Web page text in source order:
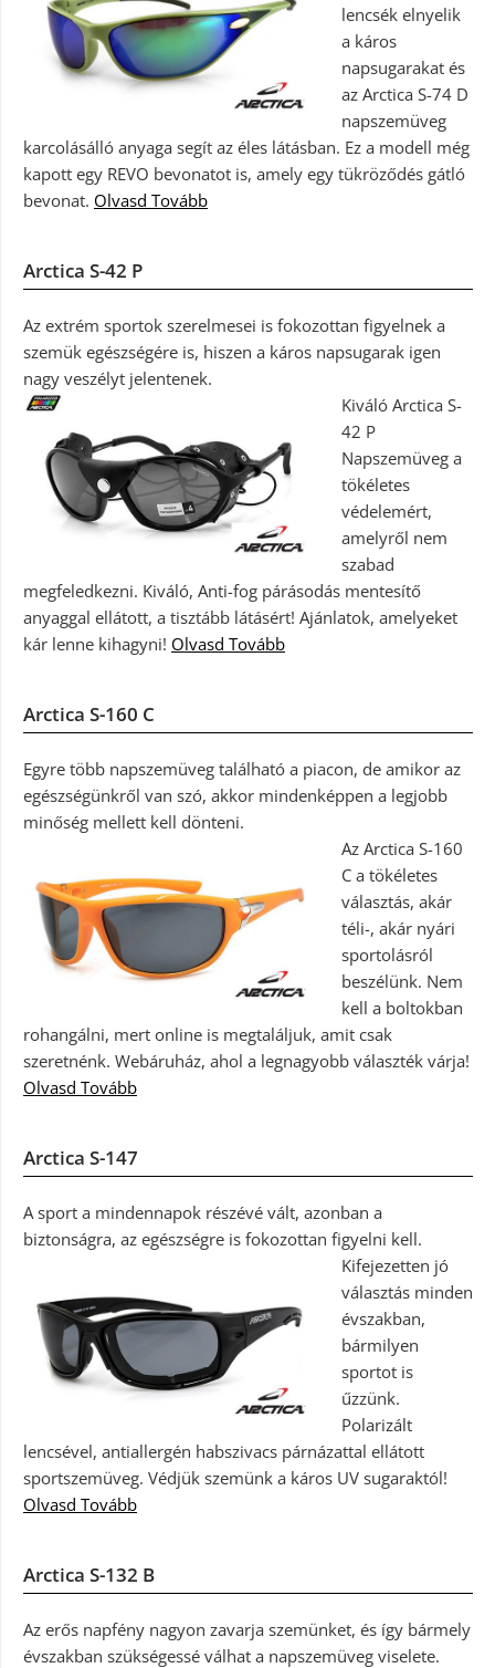
lencsék elnyelik
a káros
napsugarakat és
az Arctica S-74 D
napszemüveg
karcolásálló anyaga segít az éles látásban. Ez a modell még
kapott egy REVO bevonatot is, amely egy tükröződés gátló
bevonat. Olvasd Tovább
Arctica S-42 P
Az extrém sportok szerelmesei is fokozottan figyelnek a
szemük egészségére is, hiszen a káros napsugarak igen
nagy veszélyt jelentenek.
Kiváló Arctica S-
42 P
Napszemüveg a
tökéletes
védelemért,
amelyről nem
szabad
megfeledkezni. Kiváló, Anti-fog párásodás mentesítő
anyaggal ellátott, a tisztább látásért! Ajánlatok, amelyeket
kár lenne kihagyni! Olvasd Tovább
Arctica S-160 C
Egyre több napszemüveg található a piacon, de amikor az
egészségünkről van szó, akkor mindenképpen a legjobb
minőség mellett kell dönteni.
Az Arctica S-160
C a tökéletes
választás, akár
téli-, akár nyári
sportolásról
beszélünk. Nem
kell a boltokban
rohangálni, mert online is megtaláljuk, amit csak
szeretnénk. Webáruház, ahol a legnagyobb választék várja!
Olvasd Tovább
Arctica S-147
A sport a mindennapok részévé vált, azonban a
biztonságra, az egészségre is fokozottan figyelni kell.
Kifejezetten jó
választás minden
évszakban,
bármilyen
sportot is
űzzünk.
Polarizált
lencsével, antiallergén habszivacs párnázattal ellátott
sportszemüveg. Védjük szemünk a káros UV sugaraktól!
Olvasd Tovább
Arctica S-132 B
Az erős napfény nagyon zavarja szemünket, és így bármely
évszakban szükségessé válhat a napszemüveg viselete.